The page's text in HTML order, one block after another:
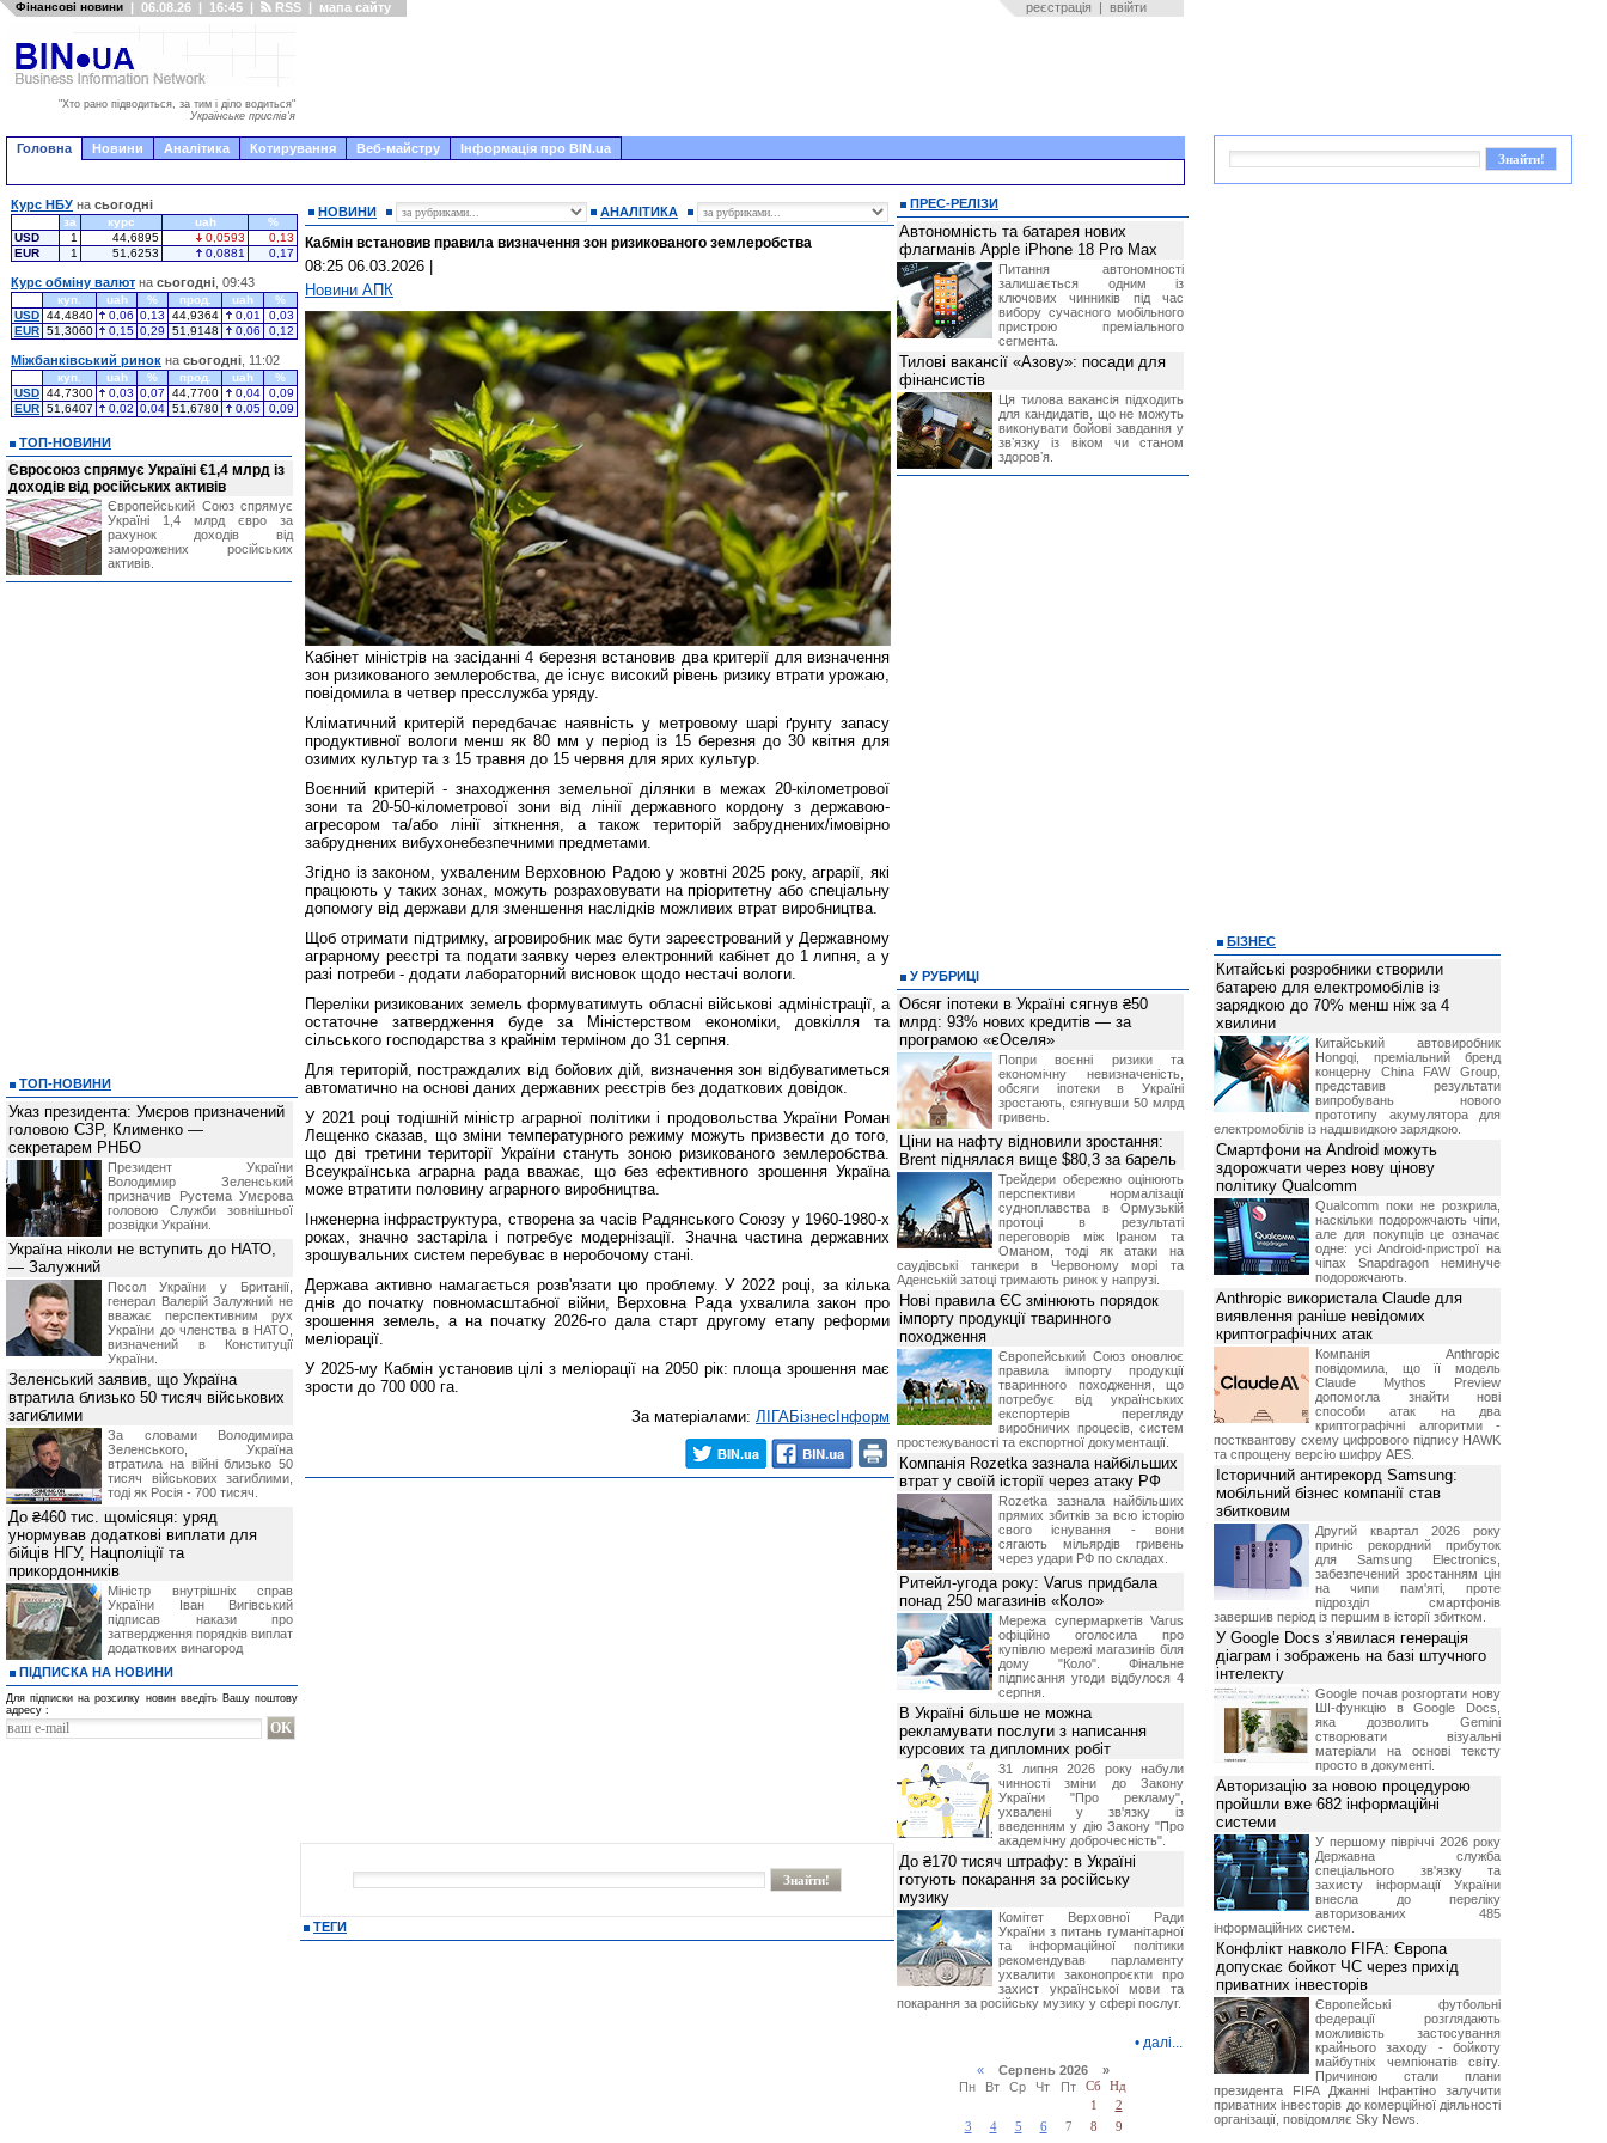
Фінансові новини | 06.08.26 | 16:45 | RSS | мапа сайту реєстрація | ввійти
"Хто рано підводиться, за тим і діло водиться"
Українське прислів'я
Головна Новини Аналітика Котирування Веб-майстру Інформація про BIN.ua
НОВИНИ АНАЛІТИКА
Кабмін встановив правила визначення зон ризикованого землеробства
08:25 06.03.2026
Новини АПК
Кабінет міністрів на засіданні 4 березня встановив два критерії для визначення
зон ризикованого землеробства, де існує високий рівень ризику втрати урожаю,
повідомила в четвер пресслужба уряду.
Кліматичний критерій передбачає наявність у метровому шарі ґрунту запасу
продуктивної вологи менш як 80 мм у період із 15 березня до 30 квітня для
озимих культур та з 15 травня до 15 червня для ярих культур.
Воєнний критерій - знаходження земельної ділянки в межах 20-кілометрової
зони та 20-50-кілометрової зони від лінії державного кордону з державою-
агресором та/або лінії зіткнення, а також територій забруднених/імовірно
забруднених вибухонебезпечними предметами.
Згідно із законом, ухваленим Верховною Радою у жовтні 2025 року, аграрії, які
працюють у таких зонах, можуть розраховувати на пріоритетну або спеціальну
допомогу від держави для зменшення наслідків можливих втрат виробництва.
Щоб отримати підтримку, агровиробник має бути зареєстрований у Державному
аграрному реєстрі та подати заявку через електронний кабінет до 1 липня, а у
разі потреби - додати лабораторний висновок щодо нестачі вологи.
Переліки ризикованих земель формуватимуть обласні військові адміністрації, а
остаточне затвердження буде за Міністерством економіки, довкілля та
сільського господарства з крайнім терміном до 31 серпня.
Для територій, постраждалих від бойових дій, визначення зон відбуватиметься
автоматично на основі даних державних реєстрів без додаткових довідок.
У 2021 році тодішній міністр аграрної політики і продовольства України Роман
Лещенко сказав, що зміни температурного режиму можуть призвести до того,
що дві третини території України стануть зоною ризикованого землеробства.
Всеукраїнська аграрна рада вважає, що без ефективного зрошення Україна
може втратити половину аграрного виробництва.
Інженерна інфраструктура, створена за часів Радянського Союзу у 1960-1980-х
роках, значно застаріла і потребує модернізації. Значна частина державних
зрошувальних систем перебуває в неробочому стані.
Держава активно намагається розв'язати цю проблему. У 2022 році, за кілька
днів до початку повномасштабної війни, Верховна Рада ухвалила закон про
зрошення земель, а на початку 2026-го дала старт другому етапу реформи
меліорації.
У 2025-му Кабмін установив цілі з меліорації на 2050 рік: площа зрошення має
зрости до 700 000 га.
За матеріалами: ЛIГАБiзнесIнформ
ТЕГИ
Курс НБУ на сьогодні
за курс uah
%
USD
1 44,6895 0,0593
0,13
EUR
1 51,6253 0,0881 0,17
Курс обміну валют на сьогодні , 09:43
куп. uah % прод. uah
%
USD 44,4840 0,06 0,13 44,9364 0,01
0,03
EUR 51,3060 0,15 0,29 51,9148 0,06 0,12
Міжбанківський ринок на сьогодні , 11:02
куп. uah % прод. uah
%
USD 44,7300 0,03 0,07 44,7700 0,04
0,09
EUR 51,6407 0,02 0,04 51,6780 0,05 0,09
ТОП-НОВИНИ
Євросоюз спрямує Україні €1,4 млрд із
доходів від російських активів
Європейський Союз спрямує
Україні 1,4 млрд євро за
рахунок доходів від
заморожених російських
активів.
ТОП-НОВИНИ
Указ президента: Умєров призначений
головою СЗР, Клименко —
секретарем РНБО
Президент України
Володимир Зеленський
призначив Pустема Умєрова
головою Служби зовнішньої
розвідки України.
Україна ніколи не вступить до НАТО,
— Залужний
Посол України у Британії,
генерал Валерій Залужний не
вважає перспективним рух
України до членства в НАТО,
визначений в Конституції
України.
Зеленський заявив, що Україна
втратила близько 50 тисяч військових
загиблими
За словами Володимира
Зеленського, Україна
втратила на війні близько 50
тисяч військових загиблими,
тоді як Росія - 700 тисяч.
До ₴460 тис. щомісяця: уряд
унормував додаткові виплати для
бійців НГУ, Нацполіції та
прикордонників
Міністр внутрішніх справ
України Іван Вигівський
підписав накази про
затвердження порядків виплат
додаткових винагород
ПІДПИСКА НА НОВИНИ
Для підписки на розсилку новин введіть Вашу поштову
адресу :
ПРЕС-РЕЛІЗИ
Автономність та батарея нових
флагманів Apple iPhone 18 Pro Max
Питання автономності
залишається одним із
ключових чинників під час
вибору сучасного мобільного
пристрою преміального
сегмента.
Тилові вакансії «Азову»: посади для
фінансистів
Ця тилова вакансія підходить
для кандидатів, що не можуть
виконувати бойові завдання у
звʼязку із віком чи станом
здоровʼя.
У РУБРИЦІ
Обсяг іпотеки в Україні сягнув ₴50
млрд: 93% нових кредитів — за
програмою «єОселя»
Попри воєнні ризики та
економічну невизначеність,
обсяги іпотеки в Україні
зростають, сягнувши 50 млрд
гривень.
Ціни на нафту відновили зростання:
Brent піднялася вище $80,3 за барель
Трейдери обережно оцінюють
перспективи нормалізації
судноплавства в Ормузькій
протоці в результаті
переговорів між Іраном та
Оманом, тоді як атаки на
саудівські танкери в Червоному морі та
Аденській затоці тримають ринок у напрузі.
Нові правила ЄС змінюють порядок
імпорту продукції тваринного
походження
Європейський Союз оновлює
правила імпорту продукції
тваринного походження, що
потребує від українських
експортерів перегляду
виробничих процесів, систем
простежуваності та експортної документації.
Компанія Rozetka зазнала найбільших
втрат у своїй історії через атаку РФ
Rozetka зазнала найбільших
прямих збитків за всю історію
свого існування - вони
сягають мільярдів гривень
через удари РФ по складах.
Ритейл-угода року: Varus придбала
понад 250 магазинів «Коло»
Мережа супермаркетів Varus
офіційно оголосила про
купівлю мережі магазинів біля
дому "Коло". Фінальне
підписання угоди відбулося 4
серпня.
В Україні більше не можна
рекламувати послуги з написання
курсових та дипломних робіт
31 липня 2026 року набули
чинності зміни до Закону
України "Про рекламу",
ухвалені у зв'язку із
введенням у дію Закону "Про
академічну доброчесність".
До ₴170 тисяч штрафу: в Україні
готують покарання за російську
музику
Комітет Верховної Ради
України з питань гуманітарної
та інформаційної політики
рекомендував парламенту
ухвалити законопроєкти про
захист української мови та
покарання за російську музику у сфері послуг.
• далі...
«Серпень 2026 »
Пн
Вт Ср Чт Пт Сб
Нд
1
2
3
4 5 6 7 8
9
БІЗНЕС
Китайські розробники створили
батарею для електромобілів із
зарядкою до 70% менш ніж за 4
хвилини
Китайський автовиробник
Hongqi, преміальний бренд
концерну China FAW Group,
представив результати
випробувань нового
прототипу акумулятора для
електромобілів із надшвидкою зарядкою.
Смартфони на Android можуть
здорожчати через нову цінову
політику Qualcomm
Qualcomm поки не розкрила,
наскільки подорожчають чіпи,
але для покупців це означає
одне: усі Android-пристрої на
чіпах Snapdragon неминуче
подорожчають.
Anthropic використала Claude для
виявлення раніше невідомих
криптографічних атак
Компанія Anthropic
повідомила, що її модель
Claude Mythos Preview
допомогла знайти нові
способи атак на два
криптографічні алгоритми -
постквантову схему цифрового підпису HAWK
та спрощену версію шифру AES.
Історичний антирекорд Samsung:
мобільний бізнес компанії став
збитковим
Другий квартал 2026 року
приніс рекордний прибуток
для Samsung Electronics,
забезпечений зростанням цін
на чипи пам'яті, проте
підрозділ смартфонів
завершив період із першим в історії збитком.
У Google Docs з’явилася генерація
діаграм і зображень на базі штучного
інтелекту
Google почав розгортати нову
ШІ-функцію в Google Docs,
яка дозволить Gemini
створювати візуальні
матеріали на основі тексту
просто в документі.
Авторизацію за новою процедурою
пройшли вже 682 інформаційні
системи
У першому півріччі 2026 року
Державна служба
спеціального зв'язку та
захисту інформації України
внесла до переліку
авторизованих 485
інформаційних систем.
Конфлікт навколо FIFA: Європа
допускає бойкот ЧС через прихід
приватних інвесторів
Європейські футбольні
федерації розглядають
можливість застосування
крайнього заходу - бойкоту
майбутніх чемпіонатів світу.
Причиною стали плани
президента FIFA Джанні Інфантіно залучити
приватних інвесторів до комерційної діяльності
організації, повідомляє Sky News.